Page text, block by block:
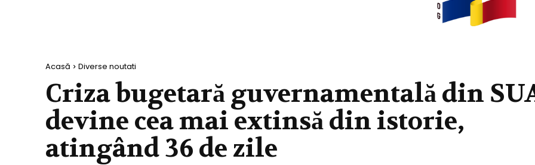
Acasă Diverse noutati
Criza bugetară guvernamentală din
devine cea mai extinsă din istorie,
atingând 36 de zile